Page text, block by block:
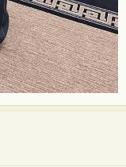
взятия Харькова и
я могу подарить
Одессу и
громче всех про